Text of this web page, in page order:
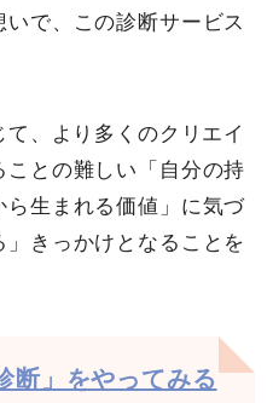
で、この診断サービス
、より多くのクリエイ
との難しい「自分の持
生まれる価値」に気づ
きっかけとなることを
断」をやってみる